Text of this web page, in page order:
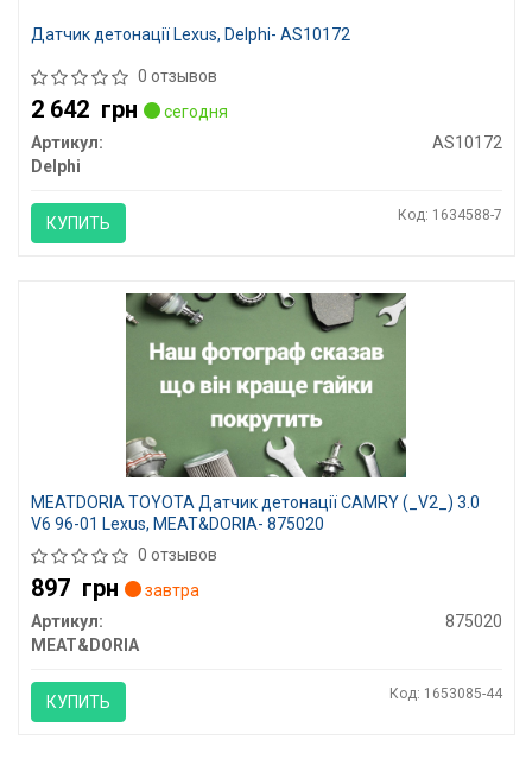
Датчик детонації Lexus, Delphi- AS10172
0 отзывов
2 642 грн
сегодня
Артикул:
AS10172
Delphi
КУПИТЬ Код: 1634588-7
MEATDORIA TOYOTA Датчик детонації CAMRY (_V2_) 3.0
V6 96-01 Lexus, MEAT&DORIA- 875020
0 отзывов
897 грн
завтра
Артикул:
875020
MEAT&DORIA
КУПИТЬ Код: 1653085-44